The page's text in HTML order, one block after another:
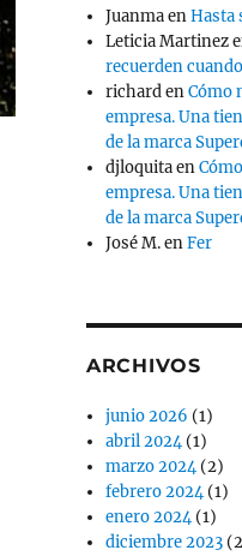
JuanmaenHasta
Leticia Martinez
recuerden
richardenCómo
empresa. Una
de la marca
djloquitaen
empresa. Una
de la marca
José M.enFer
ARCHIVOS
junio 2026 (1)
abril 2024(1)
marzo 2024(2)
febrero 2024(1)
enero 2024(1)
diciembre 2023